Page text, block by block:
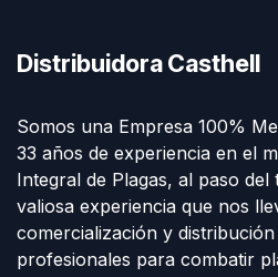
Distribuidora Casthell
Somos una Empresa 100%
33 años de experiencia en el
Integral de Plagas, al paso del
valiosa experiencia que nos
comercialización y
profesionales para combatir